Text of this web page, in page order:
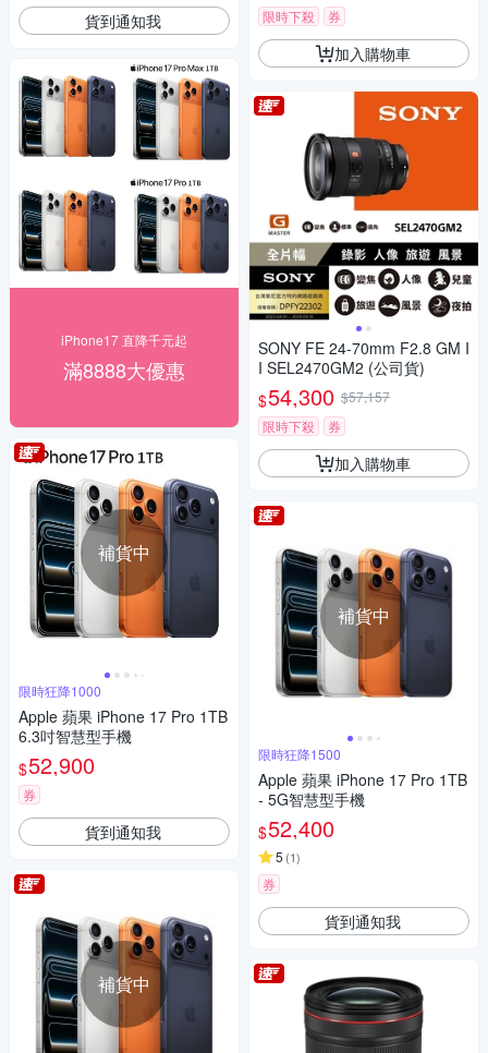
貨到通知我
iPhone17 直降千元起
滿8888大優惠
補貨中
限時狂降1000
Apple 蘋果 iPhone 17 Pro 1TB
6.3吋智慧型手機
$52,900
券
貨到通知我
補貨中
限時下殺 券
加入購物車
SONY FE 24-70mm F2.8 GM I
I SEL2470GM2 (公司貨)
$54,300 $57,157
限時下殺
券
加入購物車
補貨中
限時狂降1500
Apple 蘋果 iPhone 17 Pro 1TB
- 5G智慧型手機
$52,400
5 (1)
券
貨到通知我